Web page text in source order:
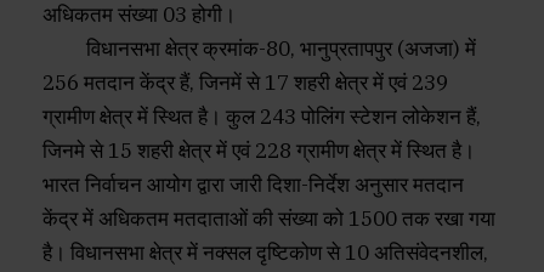
अधिकतम संख्या 03 होगी।
विधानसभा क्षेत्र क्रमांक-80, भानुप्रतापपुर (अजजा) में
256 मतदान केंद्र हैं, जिनमें से 17 शहरी क्षेत्र में एवं 239
ग्रामीण क्षेत्र में स्थित है। कुल 243 पोलिंग स्टेशन लोकेशन हैं,
जिनमे से 15 शहरी क्षेत्र में एवं 228 ग्रामीण क्षेत्र में स्थित है।
भारत निर्वाचन आयोग द्वारा जारी दिशा-निर्देश अनुसार मतदान
केंद्र में अधिकतम मतदाताओं की संख्या को 1500 तक रखा गया
है। विधानसभा क्षेत्र में नक्सल दृष्टिकोण से 10 अतिसंवेदनशील,